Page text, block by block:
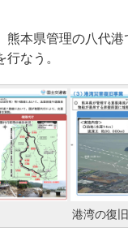
本県管理の八代港
行なう。
港湾の復